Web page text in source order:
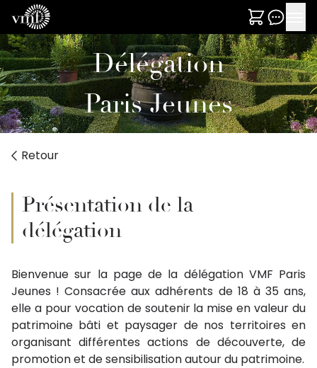
Délégation
Paris Jeunes
Retour
Présentation de la
délégation
Bienvenue sur la page de la délégation VMF Paris
Jeunes ! Consacrée aux adhérents de 18 à 35 ans,
elle a pour vocation de soutenir la mise en valeur du
patrimoine bâti et paysager de nos territoires en
organisant différentes actions de découverte, de
promotion et de sensibilisation autour du patrimoine.